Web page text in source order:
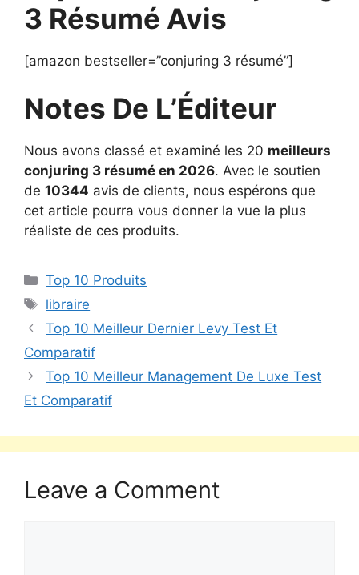
3 Résumé Avis
[amazon bestseller=”conjuring 3 résumé”]
Notes De L’Éditeur
Nous avons classé et examiné les 20 meilleurs
conjuring 3 résumé en 2026. Avec le soutien
de 10344 avis de clients, nous espérons que
cet article pourra vous donner la vue la plus
réaliste de ces produits.
Top 10 Produits
libraire
Top 10 Meilleur Dernier Levy Test Et
Comparatif
Top 10 Meilleur Management De Luxe Test
Et Comparatif
Leave a Comment